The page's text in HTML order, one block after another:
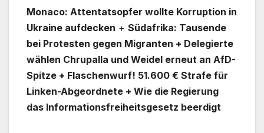
Monaco: Attentatsopfer wollte Korruption in
Ukraine aufdecken + Südafrika: Tausende
bei Protesten gegen Migranten + Delegierte
wählen Chrupalla und Weidel erneut an AfD-
Spitze + Flaschenwurf! 51.600 € Strafe für
Linken-Abgeordnete + Wie die Regierung
das Informationsfreiheitsgesetz beerdigt